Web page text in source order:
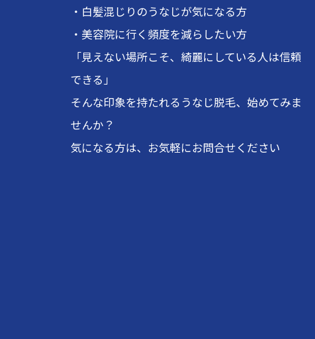
・白髪混じりのうなじが気になる方
・美容院に行く頻度を減らしたい方
「見えない場所こそ、綺麗にしている人は信頼
できる」
そんな印象を持たれるうなじ脱毛、始めてみま
せんか？
気になる方は、お気軽にお問合せください